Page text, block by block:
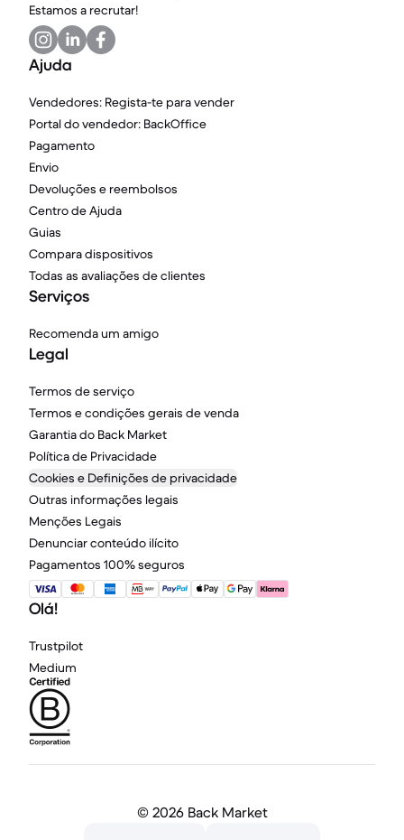
Estamos a recrutar!
Ajuda
Vendedores: Regista-te para vender
Portal do vendedor: BackOffice
Pagamento
Envio
Devoluções e reembolsos
Centro de Ajuda
Guias
Compara dispositivos
Todas as avaliações de clientes
Serviços
Recomenda um amigo
Legal
Termos de serviço
Termos e condições gerais de venda
Garantia do Back Market
Política de Privacidade
Cookies e Definições de privacidade
Outras informações legais
Menções Legais
Denunciar conteúdo ilícito
Pagamentos 100% seguros
Olá!
Trustpilot
Medium
© 2026 Back Market